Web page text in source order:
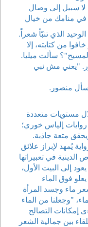
سبيل إلى وصال
منامك من خيال
الذي تنبّأ شعراً.
من كتابته، إلا
سألت ميليا.
"يعني مش نبي
سأل منصور.
مستويات متعددة
إلياس خوري؛
متعة جاذبة.
يُمهد لإبراز علائق
الدينية في تعبيراتها
إلى البيت الأول،
فوق الماء
ماء وجسد المرأة
"وجعلنا من الماء
تتراءى إمكانات التصالح
بين جمالية الشعر